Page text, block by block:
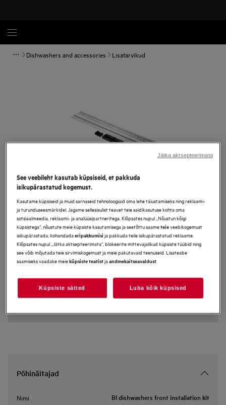
Dishwashers and accessories Lisatarvikud
M2DK2
BI dishwashers front installation kit
Lisage paigalduskomplekti abil oma nõudepesumasinale sahtlite
Põhinäitajad
Nimi BI dishwashers front installation kit
See veebileht kasutab küpsiseid, et pakkuda
isikupärastatud kogemust.
Kasutame küpsiseid ja muid sarnaseid tehnoloogiaid oma lehe täiustamiseks ning reklaami-
ja turunduseesmärkidel. Jagame sellesisulist teavet teie saidikasutuse kohta oma
sotsiaalmeedia, reklaami- ja analüüsipartneritega. Klõpsates nupul „Nõustun kõigi
küpsistega“, nõustute meie küpsiste kasutamisega ja seetõttu saameteieveebikogemust
isikupärastada, kohandadaeripakkumisija pakkuda teile isikupärastatud reklaame.
Klõpsates nupul „Jätka aktsepteerimata“, blokeerite mittevajalikud küpsiste tüübid ning
see võib mõjutada teie sirvimiskogemust ja meie pakutavaid teenuseid. Lisateabe
saamiseks vaadake meieküpsiste teatistjaandmekaitseavaldust.
Küpsiste sätted Luba kõik küpsised
Jätka aktsepteerimata